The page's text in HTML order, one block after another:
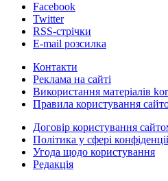
Facebook
Twitter
RSS-стрічки
E-mail розсилка
Контакти
Реклама на сайті
Використання матеріалів
Правила користування
Договір користування
Політика у сфері
Угода щодо користування
Редакція